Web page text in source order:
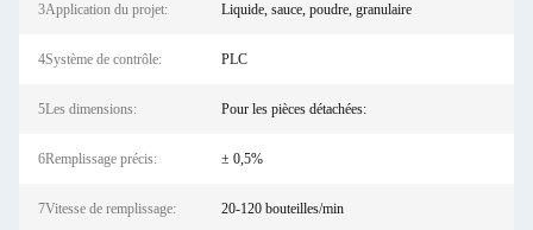
3Application du projet: Liquide, sauce, poudre, granulaire
4Système de contrôle: PLC
5Les dimensions: Pour les pièces détachées:
6Remplissage précis: ± 0,5%
7Vitesse de remplissage: 20-120 bouteilles/min